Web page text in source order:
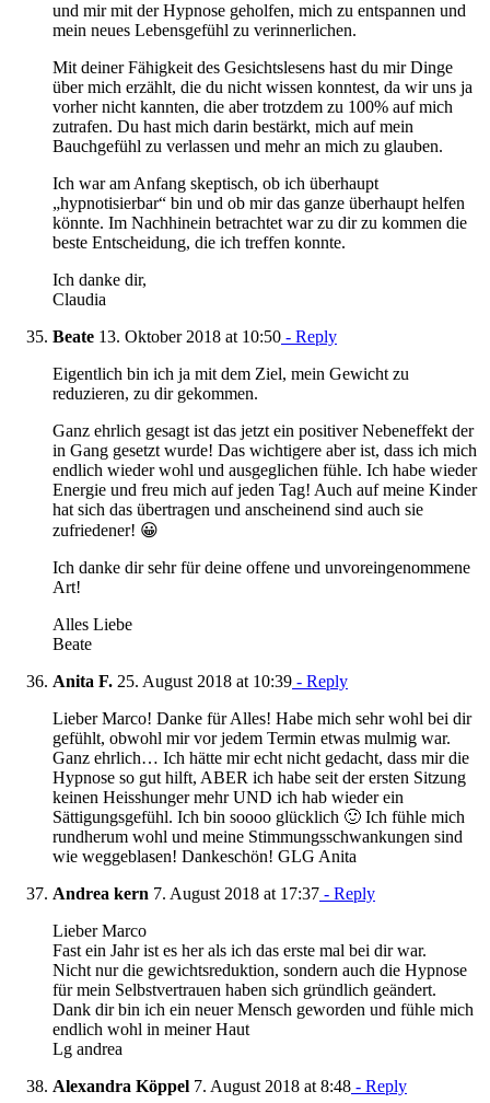
und mir mit der Hypnose geholfen, mich zu entspannen und
mein neues Lebensgefühl zu verinnerlichen.
Mit deiner Fähigkeit des Gesichtslesens hast du mir Dinge
über mich erzählt, die du nicht wissen konntest, da wir uns ja
vorher nicht kannten, die aber trotzdem zu 100% auf mich
zutrafen. Du hast mich darin bestärkt, mich auf mein
Bauchgefühl zu verlassen und mehr an mich zu glauben.
Ich war am Anfang skeptisch, ob ich überhaupt
„hypnotisierbar“ bin und ob mir das ganze überhaupt helfen
könnte. Im Nachhinein betrachtet war zu dir zu kommen die
beste Entscheidung, die ich treffen konnte.
Ich danke dir,
Claudia
Beate 13. Oktober 2018 at 10:50 - Reply
Eigentlich bin ich ja mit dem Ziel, mein Gewicht zu
reduzieren, zu dir gekommen.
Ganz ehrlich gesagt ist das jetzt ein positiver Nebeneffekt der
in Gang gesetzt wurde! Das wichtigere aber ist, dass ich mich
endlich wieder wohl und ausgeglichen fühle. Ich habe wieder
Energie und freu mich auf jeden Tag! Auch auf meine Kinder
hat sich das übertragen und anscheinend sind auch sie
zufriedener! 😀
Ich danke dir sehr für deine offene und unvoreingenommene
Art!
Alles Liebe
Beate
Anita F. 25. August 2018 at 10:39 - Reply
Lieber Marco! Danke für Alles! Habe mich sehr wohl bei dir
gefühlt, obwohl mir vor jedem Termin etwas mulmig war.
Ganz ehrlich… Ich hätte mir echt nicht gedacht, dass mir die
Hypnose so gut hilft, ABER ich habe seit der ersten Sitzung
keinen Heisshunger mehr UND ich hab wieder ein
Sättigungsgefühl. Ich bin soooo glücklich 🙂 Ich fühle mich
rundherum wohl und meine Stimmungsschwankungen sind
wie weggeblasen! Dankeschön! GLG Anita
Andrea kern 7. August 2018 at 17:37 - Reply
Lieber Marco
Fast ein Jahr ist es her als ich das erste mal bei dir war.
Nicht nur die gewichtsreduktion, sondern auch die Hypnose
für mein Selbstvertrauen haben sich gründlich geändert.
Dank dir bin ich ein neuer Mensch geworden und fühle mich
endlich wohl in meiner Haut
Lg andrea
Alexandra Köppel 7. August 2018 at 8:48 - Reply